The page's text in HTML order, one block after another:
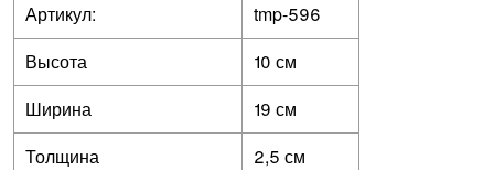
Артикул:
tmp-596
Высота
10 см
Ширина
19 см
Толщина
2,5 см